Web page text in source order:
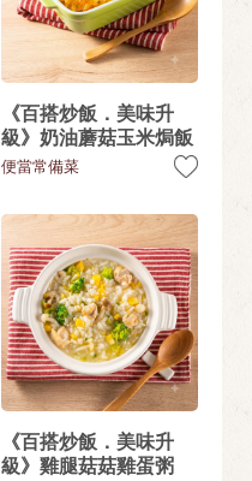
《百搭炒飯．美味升
級》奶油蘑菇玉米焗飯
便當常備菜
《百搭炒飯．美味升
級》雞腿菇菇雞蛋粥